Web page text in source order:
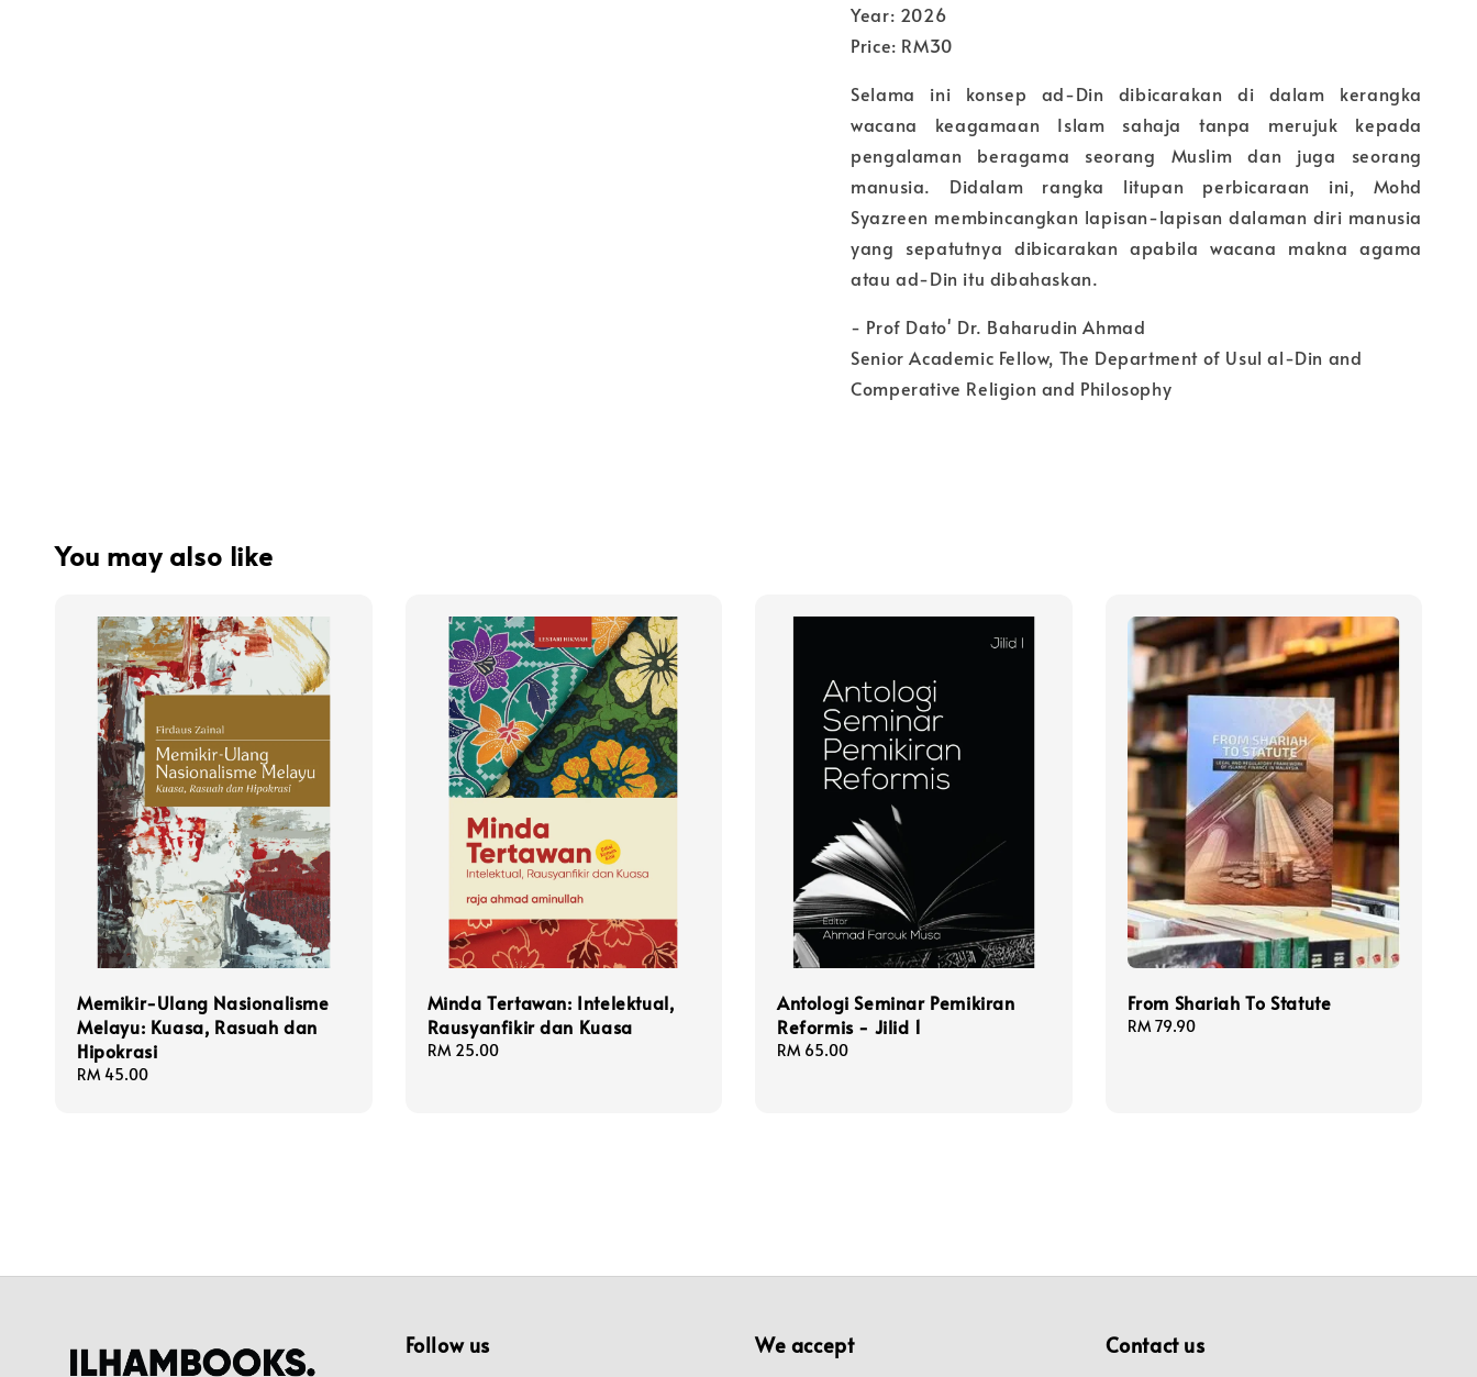
Year: 2026
Price: RM30
Selama ini konsep ad-Din dibicarakan di dalam kerangka
wacana keagamaan Islam sahaja tanpa merujuk kepada
pengalaman beragama seorang Muslim dan juga seorang
manusia. Didalam rangka litupan perbicaraan ini, Mohd
Syazreen membincangkan lapisan-lapisan dalaman diri manusia
yang sepatutnya dibicarakan apabila wacana makna agama
atau ad-Din itu dibahaskan.
- Prof Dato' Dr. Baharudin Ahmad
Senior Academic Fellow, The Department of Usul al-Din and
Comperative Religion and Philosophy
You may also like
Memikir-Ulang Nasionalisme
Melayu: Kuasa, Rasuah dan
Hipokrasi
Regular
RM 45.00
Minda Tertawan: Intelektual,
Rausyanfikir dan Kuasa
Regular
RM 25.00
Antologi Seminar Pemikiran
Reformis - Jilid 1
Regular
RM 65.00
From Shariah To Statute
Regular
RM 79.90
Follow us We accept Contact us